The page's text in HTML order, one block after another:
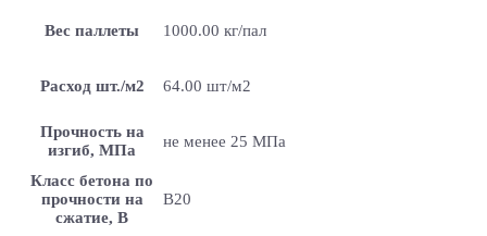
Вес паллеты 1000.00 кг/пал
Расход шт./м2 64.00 шт/м2
Прочность на
изгиб, МПа
не менее 25 МПа
Класс бетона по
прочности на
сжатие, В
B20